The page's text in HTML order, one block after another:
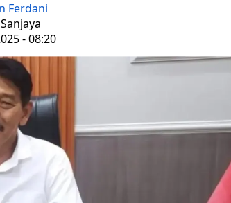
Ferdani
- 08:20